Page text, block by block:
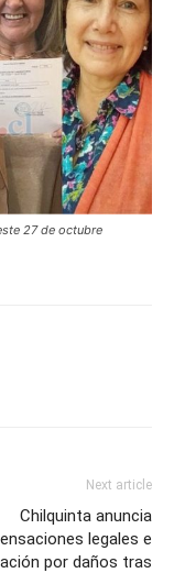
27 de octubre
Next article
Chilquinta anuncia
legales e
por daños tras